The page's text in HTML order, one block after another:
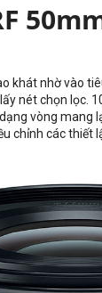
khát nhờ vào
nét chọn
vòng
các